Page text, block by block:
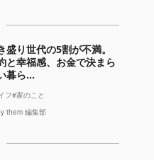
盛り世代の5割が不満。
と幸福感、お金で決まら
暮ら...
フ#家のこと
them 編集部